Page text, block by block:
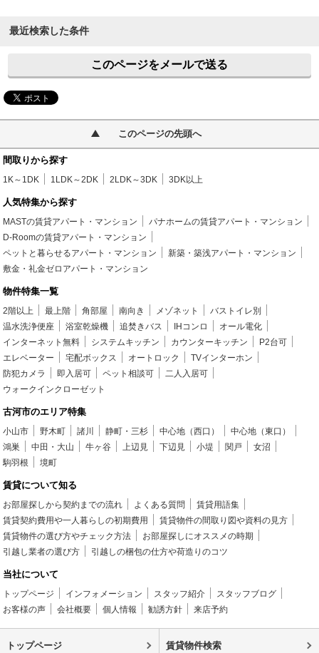
最近検索した条件
このページをメールで送る
このページの先頭へ
間取りから探す
1K～1DK 1LDK～2DK 2LDK～3DK 3DK以上
人気特集から探す
MASTの賃貸アパート・マンション
パナホームの賃貸アパート・マンション
D-Roomの賃貸アパート・マンション
ペットと暮らせるアパート・マンション
新築・築浅アパート・マンション
敷金・礼金ゼロアパート・マンション
物件特集一覧
2階以上 最上階 角部屋 南向き メゾネット
バストイレ別
温水洗浄便座
浴室乾燥機 追焚きバス IHコンロ
オール電化
インターネット無料
システムキッチン カウンターキッチン
P2台可
エレベーター
宅配ボックス オートロック
TVインターホン
防犯カメラ
即入居可 ペット相談可
二人入居可
ウォークインクローゼット
古河市のエリア特集
小山市 野木町 諸川 静町・三杉 中心地（西口）
中心地（東口）
鴻巣
中田・大山 牛ヶ谷 上辺見 下辺見 小堤 関戸
女沼
駒羽根
境町
賃貸について知る
お部屋探しから契約までの流れ よくある質問
賃貸用語集
賃貸契約費用や一人暮らしの初期費用
賃貸物件の間取り図や資料の見方
賃貸物件の選び方やチェック方法
お部屋探しにオススメの時期
引越し業者の選び方
引越しの梱包の仕方や荷造りのコツ
当社について
トップページ インフォメーション スタッフ紹介
スタッフブログ
お客様の声
会社概要 個人情報 勧誘方針 来店予約
トップページ 賃貸物件検索